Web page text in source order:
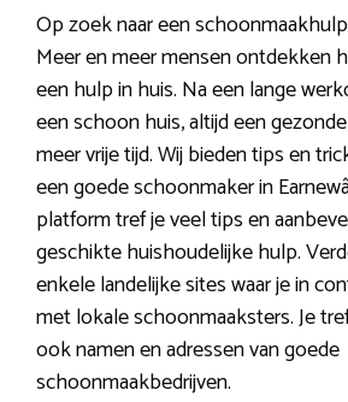
Op zoek naar een
Meer en meer mensen ontdekken
een hulp in huis. Na een lange
een schoon huis, altijd een
meer vrije tijd. Wij bieden tips en
een goede schoonmaker in
platform tref je veel tips en
geschikte huishoudelijke hulp.
enkele landelijke sites waar je in
met lokale schoonmaaksters. Je
ook namen en adressen van goede
schoonmaakbedrijven.